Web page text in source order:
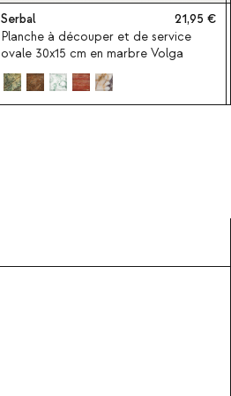
Serbal
21,95
Planche à découper et de service
ovale 30x15 cm en marbre Volga